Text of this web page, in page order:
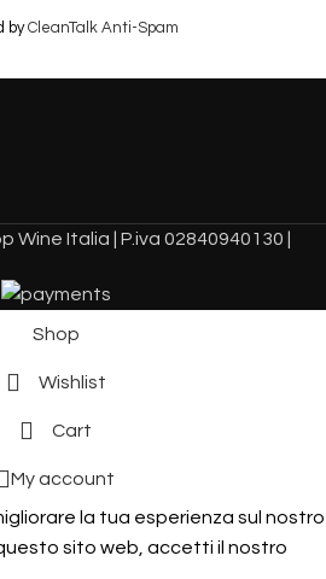
byCleanTalk Anti-Spam
Wine Italia | P.iva 02840940130 |
Shop
Wishlist
Cart
My account
la tua esperienza sul nostro
sito web, accetti il ​​nostro